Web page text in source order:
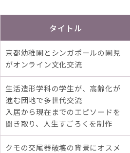
タイトル
京都幼稚園とシンガポールの園児
がオンライン文化交流
生活造形学科の学生が、高齢化が
進む団地で多世代交流
入居から現在までのエピソードを
聞き取り、人生すごろくを制作
クモの交尾器破壊の背景にオスメ